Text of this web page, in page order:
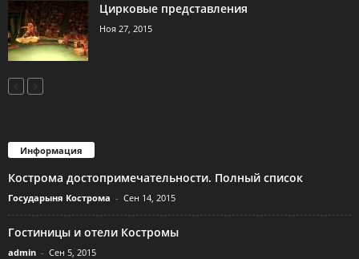
Цирковые представления
Ноя 27, 2015
Информация
Кострома достопримечательности. Полный список
Государыня Кострома - Сен 14, 2015
Гостиницы и отели Костромы
admin - Сен 5, 2015